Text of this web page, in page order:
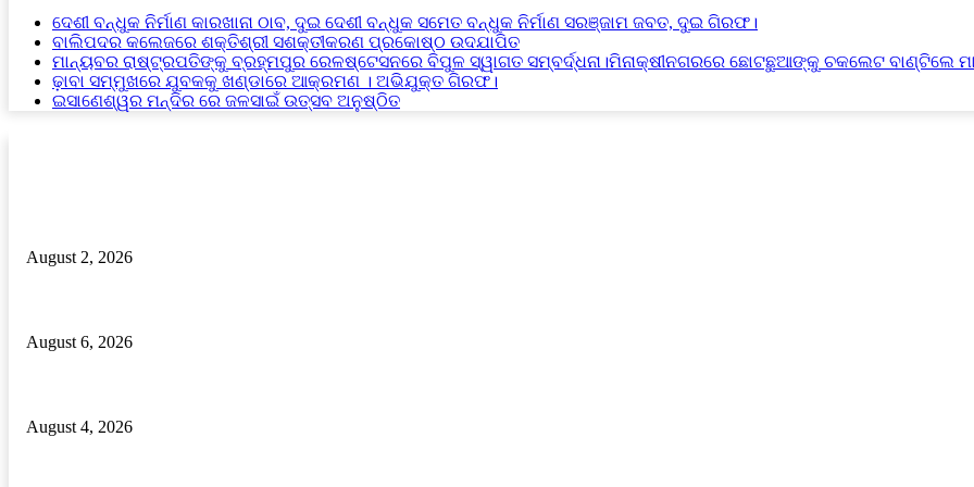
ଦେଶୀ ବନ୍ଧୁକ ନିର୍ମାଣ କାରଖାନା ଠାବ, ଦୁଇ ଦେଶୀ ବନ୍ଧୁକ ସମେତ ବନ୍ଧୁକ ନିର୍ମାଣ ସରଞ୍ଜାମ ଜବତ, ଦୁଇ ଗିରଫ।
ବାଲିପଦର କଲେଜରେ ଶକ୍ତିଶ୍ରୀ ସଶକ୍ତୀକରଣ ପ୍ରକୋଷ୍ଠ ଉଦଯାପିତ
ମାନ୍ୟବର ରାଷ୍ଟ୍ରପତିଙ୍କୁ ବ୍ରହ୍ମପୁର ରେଳଷ୍ଟେସନରେ ବିପୁଳ ସ୍ୱାଗତ ସମ୍ବର୍ଦ୍ଧନା।ମିନାକ୍ଷୀନଗରରେ ଛୋଟଛୁଆଙ୍କୁ ଚକଲେଟ ବାଣ୍ଟିଲେ
ଢ଼ାବା ସମ୍ମୁଖରେ ଯୁବକକୁ ଖଣ୍ଡାରେ ଆକ୍ରମଣ । ଅଭିଯୁକ୍ତ ଗିରଫ।
ଇସାଣେଶ୍ୱର ମନ୍ଦିର ରେ ଜଳସାଇଁ ଉତ୍ସବ ଅନୁଷ୍ଠିତ
August 2, 2026
August 6, 2026
August 4, 2026